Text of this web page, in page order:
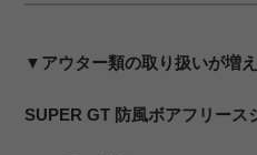
▼アウター類の取り扱いが増え
SUPER GT 防風ボアフリース